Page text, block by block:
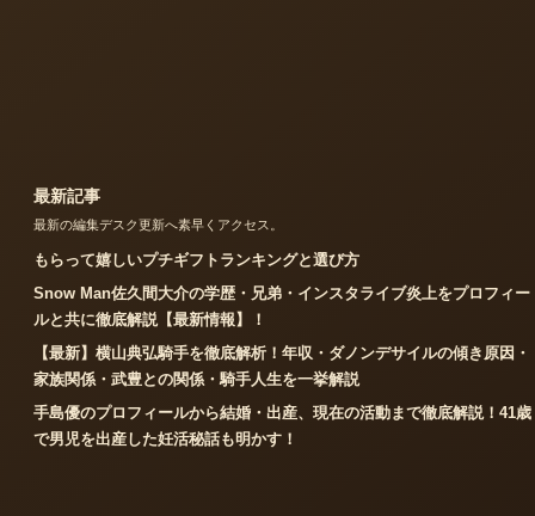
最新記事
最新の編集デスク更新へ素早くアクセス。
もらって嬉しいプチギフトランキングと選び方
Snow Man佐久間大介の学歴・兄弟・インスタライブ炎上をプロフィー
ルと共に徹底解説【最新情報】！
【最新】横山典弘騎手を徹底解析！年収・ダノンデサイルの傾き原因・
家族関係・武豊との関係・騎手人生を一挙解説
手島優のプロフィールから結婚・出産、現在の活動まで徹底解説！41歳
で男児を出産した妊活秘話も明かす！